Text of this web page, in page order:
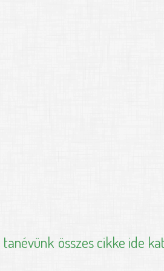
tanévünk összes cikke ide